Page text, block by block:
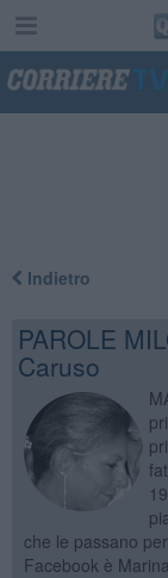
Indietro
PAROLE
Caruso
che le passano
Facebook è